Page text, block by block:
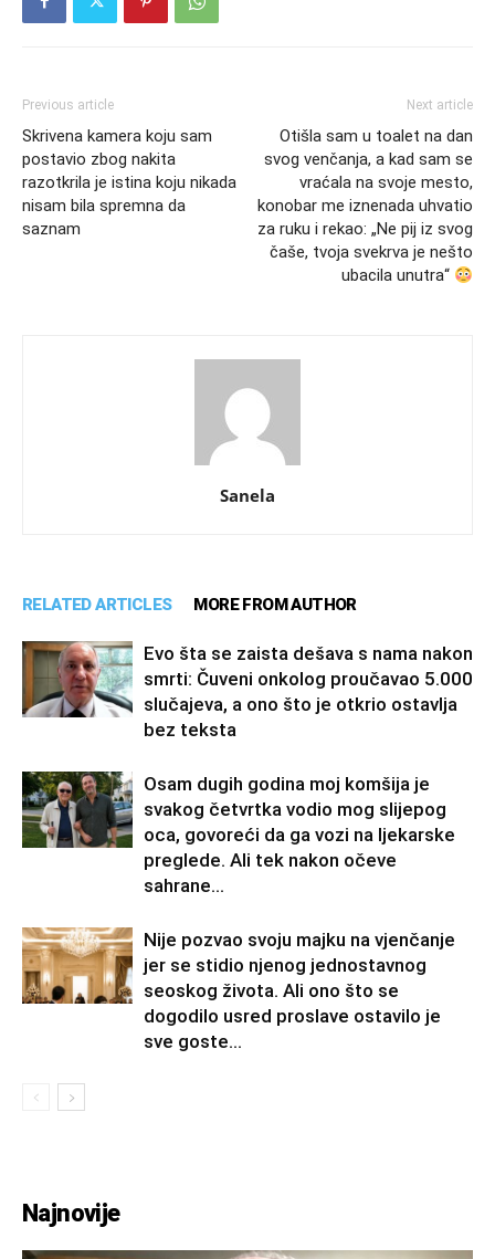
Previous article
Skrivena kamera koju sam
postavio zbog nakita
razotkrila je istina koju nikada
nisam bila spremna da
saznam
Next article
Otišla sam u toalet na dan
svog venčanja, a kad sam se
vraćala na svoje mesto,
konobar me iznenada uhvatio
za ruku i rekao: „Ne pij iz svog
čaše, tvoja svekrva je nešto
ubacila unutra“
Sanela
RELATED ARTICLES MORE FROM AUTHOR
Evo šta se zaista dešava s nama nakon
smrti: Čuveni onkolog proučavao 5.000
slučajeva, a ono što je otkrio ostavlja
bez teksta
Osam dugih godina moj komšija je
svakog četvrtka vodio mog slijepog
oca, govoreći da ga vozi na ljekarske
preglede. Ali tek nakon očeve
sahrane...
Nije pozvao svoju majku na vjenčanje
jer se stidio njenog jednostavnog
seoskog života. Ali ono što se
dogodilo usred proslave ostavilo je
sve goste...
Najnovije